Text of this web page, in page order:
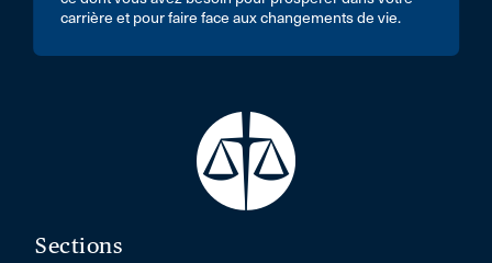
carrière et pour faire face aux changements de vie.
Sections